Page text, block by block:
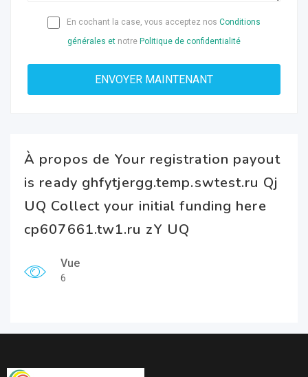
En cochant la case, vous acceptez nos Conditions
générales et notre Politique de confidentialité
À propos de Your registration payout
is ready ghfytjergg.temp.swtest.ru Qj
UQ Collect your initial funding here
cp607661.tw1.ru zY UQ
Vue
6